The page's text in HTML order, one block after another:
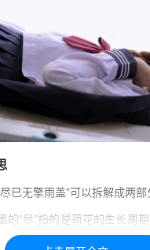
已无擎雨盖”可以拆解成两部
的“尽”指的是荷花的生长周
凋谢。“荷”代表荷花，而“尽